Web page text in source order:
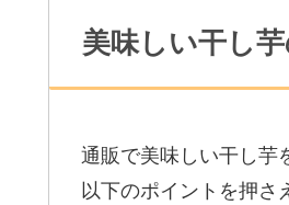
美味しい干し
通販で美味しい干し芋
以下のポイントを押さ